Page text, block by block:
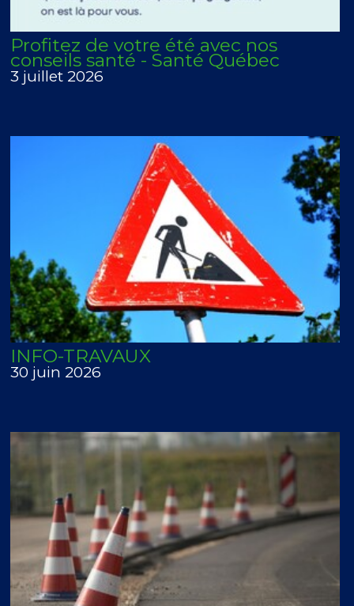
Profitez de votre été avec nos
conseils santé - Santé Québec
3 juillet 2026
INFO-TRAVAUX
30 juin 2026